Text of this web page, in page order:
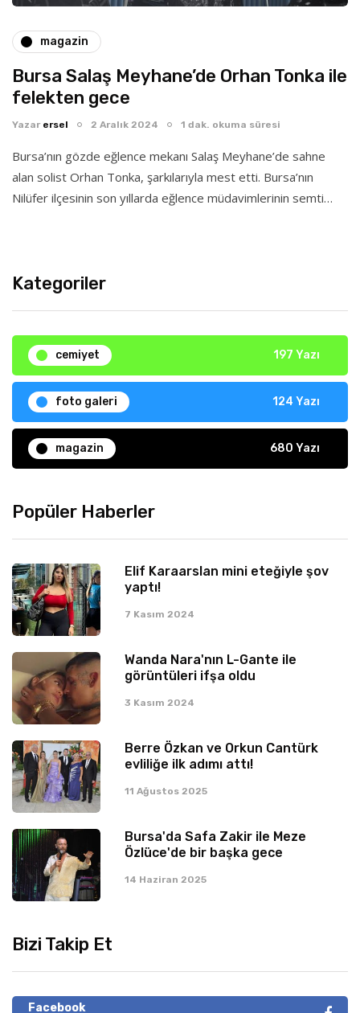
magazin
Bursa Salaş Meyhane’de Orhan Tonka ile
felekten gece
Yazar ersel 2 Aralık 2024 1 dak. okuma süresi
Bursa’nın gözde eğlence mekanı Salaş Meyhane’de sahne
alan solist Orhan Tonka, şarkılarıyla mest etti. Bursa’nın
Nilüfer ilçesinin son yıllarda eğlence müdavimlerinin semti…
Kategoriler
cemiyet 197 Yazı
foto galeri 124 Yazı
magazin 680 Yazı
Popüler Haberler
Elif Karaarslan mini eteğiyle şov
yaptı!
7 Kasım 2024
Wanda Nara'nın L-Gante ile
görüntüleri ifşa oldu
3 Kasım 2024
Berre Özkan ve Orkun Cantürk
evliliğe ilk adımı attı!
11 Ağustos 2025
Bursa'da Safa Zakir ile Meze
Özlüce'de bir başka gece
14 Haziran 2025
Bizi Takip Et
Facebook